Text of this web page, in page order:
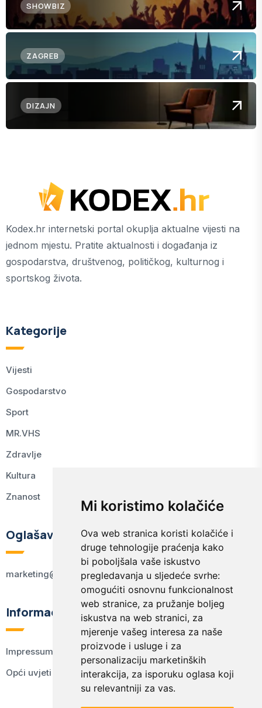
Mi koristimo kolačiće
Ova web stranica koristi kolačiće i
druge tehnologije praćenja kako
bi poboljšala vaše iskustvo
pregledavanja u sljedeće svrhe:
omogućiti osnovnu funkcionalnost
web stranice, za pružanje boljeg
iskustva na web stranici, za
mjerenje vašeg interesa za naše
proizvode i usluge i za
personalizaciju marketinških
interakcija, za isporuku oglasa koji
su relevantniji za vas.
SHOWBIZ
ZAGREB
DIZAJN
Kodex.hr internetski portal okuplja aktualne vijesti na
jednom mjestu. Pratite aktualnosti i događanja iz
gospodarstva, društvenog, političkog, kulturnog i
sportskog života.
Kategorije
Vijesti
Gospodarstvo
Sport
MR.VHS
Zdravlje
Kultura
Znanost
Oglašavanje
marketing@kodex.hr
Informacije
Impressum
Opći uvjeti korištenja